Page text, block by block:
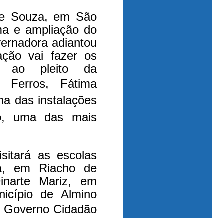
Souza, em São
e ampliação do
adiantou
vai fazer os
ao pleito da
Fátima
das instalações
uma das mais
as escolas
em Riacho de
Mariz, em
de Almino
Cidadão